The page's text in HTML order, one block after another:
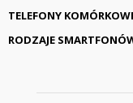
TELEFONY
RODZAJE